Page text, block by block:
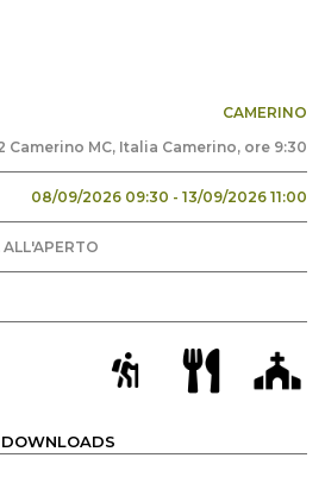
CAMERINO
Camerino MC, Italia Camerino, ore 9:30
08/09/2026 09:30 - 13/09/2026 11:00
DOWNLOADS